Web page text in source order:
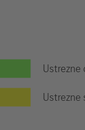
Ustrezne
Ustrezne